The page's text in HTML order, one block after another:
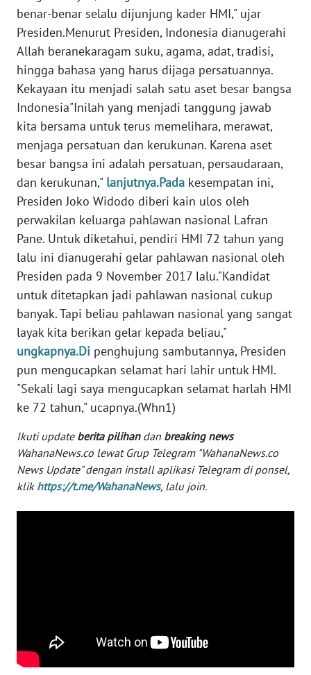
benar-benar selalu dijunjung kader HMI," ujar
Presiden.Menurut Presiden, Indonesia dianugerahi
Allah beranekaragam suku, agama, adat, tradisi,
hingga bahasa yang harus dijaga persatuannya.
Kekayaan itu menjadi salah satu aset besar bangsa
Indonesia"Inilah yang menjadi tanggung jawab
kita bersama untuk terus memelihara, merawat,
menjaga persatuan dan kerukunan. Karena aset
besar bangsa ini adalah persatuan, persaudaraan,
dan kerukunan," lanjutnya.Pada kesempatan ini,
Presiden Joko Widodo diberi kain ulos oleh
perwakilan keluarga pahlawan nasional Lafran
Pane. Untuk diketahui, pendiri HMI 72 tahun yang
lalu ini dianugerahi gelar pahlawan nasional oleh
Presiden pada 9 November 2017 lalu."Kandidat
untuk ditetapkan jadi pahlawan nasional cukup
banyak. Tapi beliau pahlawan nasional yang sangat
layak kita berikan gelar kepada beliau,"
ungkapnya.Di penghujung sambutannya, Presiden
pun mengucapkan selamat hari lahir untuk HMI.
"Sekali lagi saya mengucapkan selamat harlah HMI
ke 72 tahun," ucapnya.(Whn1)
Ikuti update berita pilihandan breaking news
WahanaNews.co lewat Grup Telegram "WahanaNews.co
News Update" dengan install aplikasi Telegram di ponsel,
klik https://t.me/WahanaNews, lalu join.
SIBER
REDAKSI
KARIR
DISCLAIMER
Wahana
News
Regional
WN
SUMUT
WN
WN
JABAR
WN
BANTEN
NTT
WN
KEPRI
RIAU